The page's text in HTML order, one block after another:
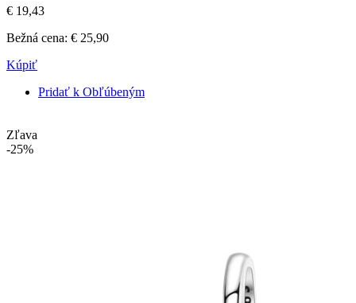
€ 19,43
Bežná cena: € 25,90
Kúpiť
Pridať k Obľúbeným
Zľava
-25%